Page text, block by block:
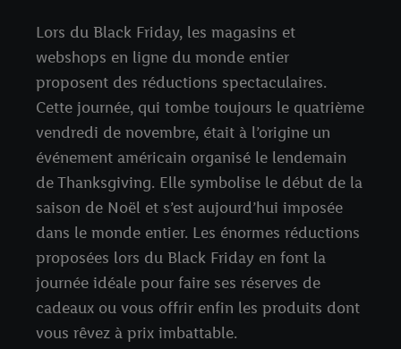
Lors du Black Friday, les magasins et
webshops en ligne du monde entier
proposent des réductions spectaculaires.
Cette journée, qui tombe toujours le quatrième
vendredi de novembre, était à l’origine un
événement américain organisé le lendemain
de Thanksgiving. Elle symbolise le début de la
saison de Noël et s’est aujourd’hui imposée
dans le monde entier. Les énormes réductions
proposées lors du Black Friday en font la
journée idéale pour faire ses réserves de
cadeaux ou vous offrir enfin les produits dont
vous rêvez à prix imbattable.